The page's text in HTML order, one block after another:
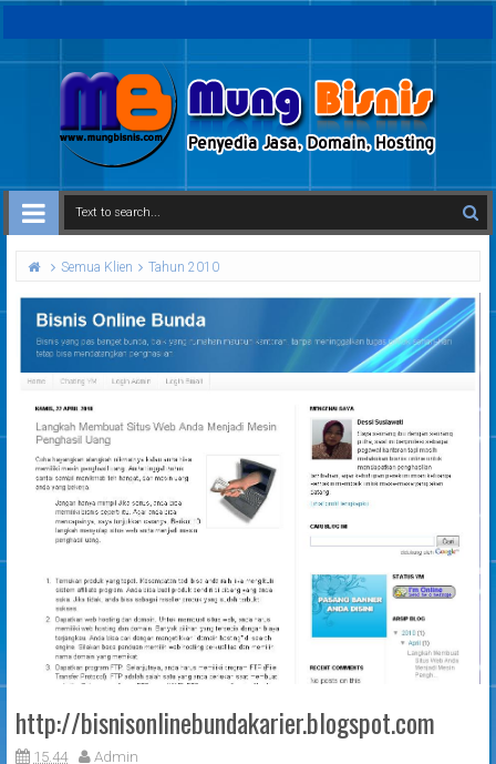
Semua Klien Tahun 2010
http://bisnisonlinebundakarier.blogspot.com
15.44 Admin